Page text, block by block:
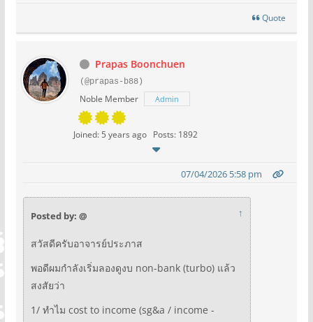
Quote
Prapas Boonchuen
(@prapas-b88)
Noble Member Admin
Joined: 5 years ago Posts: 1892
07/04/2026 5:58 pm
Posted by: @ ↑
สวัสดีครับอาจารย์ประภาส
พอดีผมกำลังเริ่มลองดูงบ non-bank (turbo) แล้ว
สงสัยว่า
1/ ทำไม cost to income (sg&a / income -